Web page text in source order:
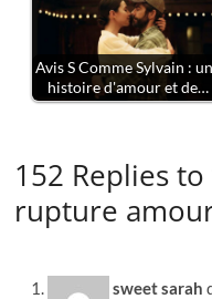
Avis S Comme Sylvain :
histoire d'amour et de…
152 Replies
rupture
sweet sarah